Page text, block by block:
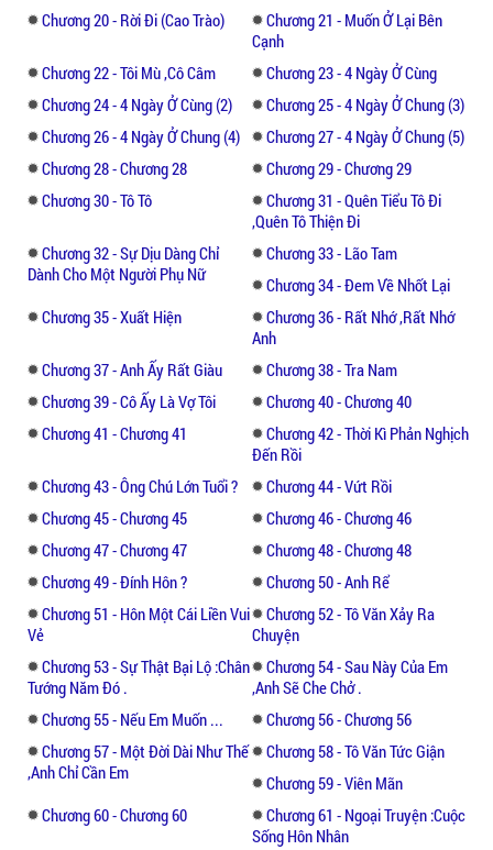
Tô Thiện loạng choạng đứng dậy, ba mẹ cô
mất rồi, cô lại gả cho tên ác ma, hoàn toàn
không có tình yêu. Cô cuối cùng sống vì cái
gì, tồn tại vì cái gì. Nghĩ đến đây, Tô Thiện
như mất hồn, cô lục tìm con dao cắt giấy
sớm đã chuẩn bị trong vali của mình.
Cuộc sống của cô sẽ như thế nào khi phải
sống chung với một vị Tổng Tài Ác Ma Tuyệt
Tình? Hãy đón đọc câu chuyện ngôn tình lôi
cuốn giữa họ nhé!
Chương 20 - Rời Đi (Cao Trào)
Chương 21 - Muốn Ở Lại Bên
Cạnh
Chương 22 - Tôi Mù ,cô Câm
Chương 23 - 4 Ngày Ở Cùng
Chương 24 - 4 Ngày Ở Cùng (2)
Chương 25 - 4 Ngày Ở Chung (3)
Chương 26 - 4 Ngày Ở Chung (4)
Chương 27 - 4 Ngày Ở Chung (5)
Chương 28 - Chương 28
Chương 29 - Chương 29
Chương 30 - Tô Tô
Chương 31 - Quên Tiểu Tô Đi
,quên Tô Thiện Đi
Chương 32 - Sự Dịu Dàng Chỉ
Dành Cho Một Người Phụ Nữ
Chương 33 - Lão Tam
Chương 34 - Đem Về Nhốt Lại
Chương 35 - Xuất Hiện
Chương 36 - Rất Nhớ ,rất Nhớ
Anh
Chương 37 - Anh Ấy Rất Giàu
Chương 38 - Tra Nam
Chương 39 - Cô Ấy Là Vợ Tôi
Chương 40 - Chương 40
Chương 41 - Chương 41
Chương 42 - Thời Kì Phản Nghịch
Đến Rồi
Chương 43 - Ông Chú Lớn Tuổi ?
Chương 44 - Vứt Rồi
Chương 45 - Chương 45
Chương 46 - Chương 46
Chương 47 - Chương 47
Chương 48 - Chương 48
Chương 49 - Đính Hôn ?
Chương 50 - Anh Rể
Chương 51 - Hôn Một Cái Liền Vui
Vẻ
Chương 52 - Tô Văn Xảy Ra
Chuyện
Chương 53 - Sự Thật Bại Lộ :chân
Tướng Năm Đó .
Chương 54 - Sau Này Của Em
,anh Sẽ Che Chở .
Chương 55 - Nếu Em Muốn ...
Chương 56 - Chương 56
Chương 57 - Một Đời Dài Như Thế
,anh Chỉ Cần Em
Chương 58 - Tô Văn Tức Giận
Chương 59 - Viên Mãn
Chương 60 - Chương 60
Chương 61 - Ngoại Truyện :cuộc
Sống Hôn Nhân